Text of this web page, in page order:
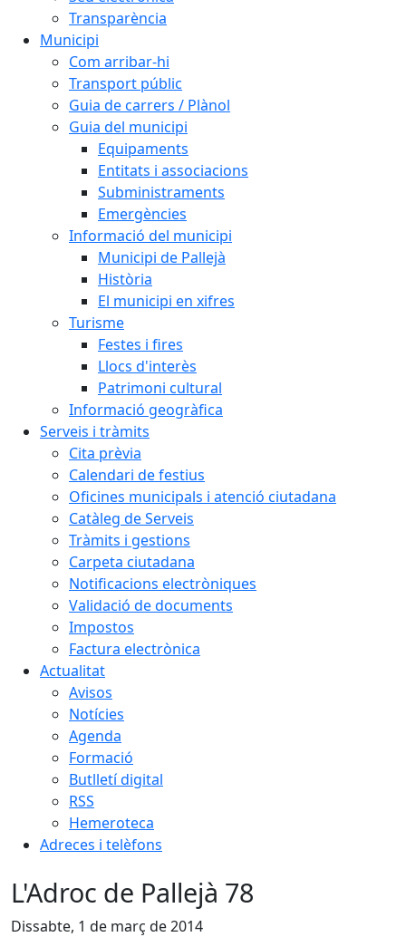
Transparència
Municipi
Com arribar-hi
Transport públic
Guia de carrers / Plànol
Guia del municipi
Equipaments
Entitats i associacions
Subministraments
Emergències
Informació del municipi
Municipi de Pallejà
Història
El municipi en xifres
Turisme
Festes i fires
Llocs d'interès
Patrimoni cultural
Informació geogràfica
Serveis i tràmits
Cita prèvia
Calendari de festius
Oficines municipals i atenció ciutadana
Catàleg de Serveis
Tràmits i gestions
Carpeta ciutadana
Notificacions electròniques
Validació de documents
Impostos
Factura electrònica
Actualitat
Avisos
Notícies
Agenda
Formació
Butlletí digital
RSS
Hemeroteca
Adreces i telèfons
L'Adroc de Pallejà 78
Dissabte, 1 de març de 2014